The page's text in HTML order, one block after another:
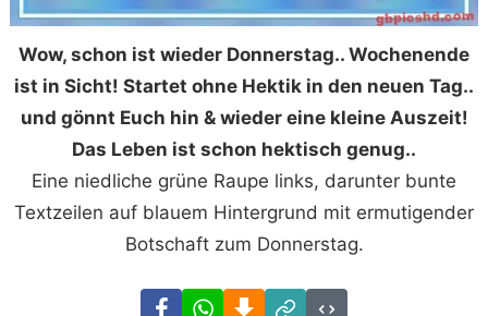
Wow, schon ist wieder Donnerstag.. Wochenende
ist in Sicht! Startet ohne Hektik in den neuen Tag..
und gönnt Euch hin & wieder eine kleine Auszeit!
Das Leben ist schon hektisch genug..
Eine niedliche grüne Raupe links, darunter bunte
Textzeilen auf blauem Hintergrund mit ermutigender
Botschaft zum Donnerstag.
FacebookWhatsAppDownload